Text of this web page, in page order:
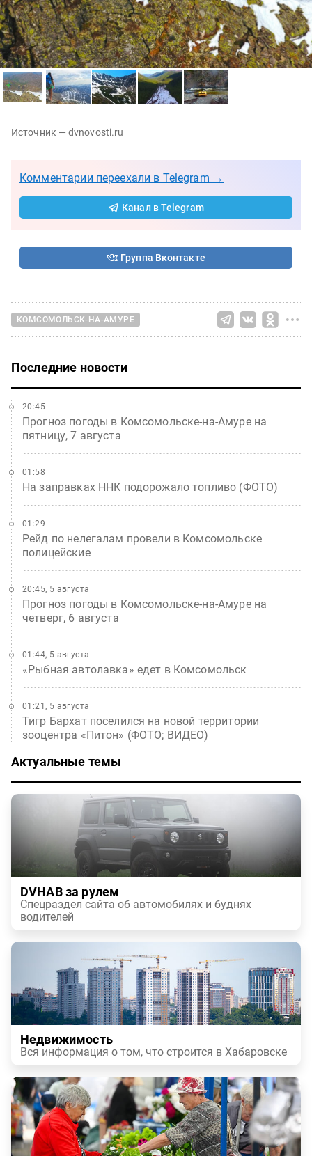
Источник — dvnovosti.ru
Комментарии переехали в Telegram →
Канал в Telegram
Группа Вконтакте
КОМСОМОЛЬСК-НА-АМУРЕ
Последние новости
Прогноз погоды в Комсомольске-на-Амуре на
пятницу, 7 августа
20:45
На заправках ННК подорожало топливо (ФОТО)
01:58
Рейд по нелегалам провели в Комсомольске
полицейские
01:29
Прогноз погоды в Комсомольске-на-Амуре на
четверг, 6 августа
20:45, 5 августа
«Рыбная автолавка» едет в Комсомольск
01:44, 5 августа
Тигр Бархат поселился на новой территории
зооцентра «Питон» (ФОТО; ВИДЕО)
01:21, 5 августа
Актуальные темы
DVHAB за рулем
Спецраздел сайта об автомобилях и буднях
водителей
Недвижимость
Вся информация о том, что строится в Хабаровске